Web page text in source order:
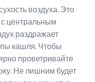
воздуха. Это
с центральным
раздражает
кашля. Чтобы
проветривайте
Не лишним будет